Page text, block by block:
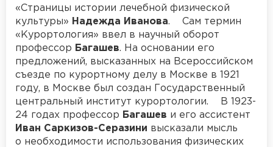
«Страницы истории лечебной физической
культуры» Надежда Иванова. Сам термин
«Курортология» ввел в научный оборот
профессор Багашев. На основании его
предложений, высказанных на Всероссийском
съезде по курортному делу в Москве в 1921
году, в Москве был создан Государственный
центральный институт курортологии. В 1923-
24 годах профессор Багашев и его ассистент
Иван Саркизов-Серазини высказали мысль
о необходимости использования физических